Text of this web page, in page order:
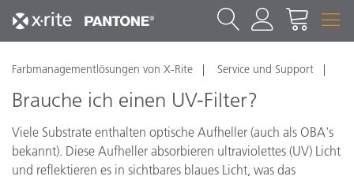
Farbmanagementlösungen von X-Rite Service und Support
Brauche ich einen UV-Filter?
Viele Substrate enthalten optische Aufheller (auch als OBA's
bekannt). Diese Aufheller absorbieren ultraviolettes (UV) Licht
und reflektieren es in sichtbares blaues Licht, was das